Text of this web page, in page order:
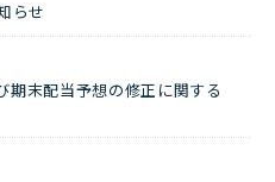
らせ
期末配当予想の修正に関する